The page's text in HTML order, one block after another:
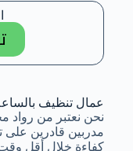
عمال تنظيف
نحن نعتبر من رواد
مدربين قادرين على
كفاءة خلال أقل